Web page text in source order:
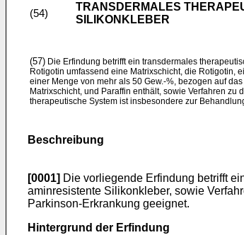
(54)
TRANSDERMALES
SILIKONKLEBER
(57) Die Erfindung betrifft ein transdermales
Rotigotin umfassend eine Matrixschicht, die Rotigotin,
einer Menge von mehr als 50 Gew.-%, bezogen auf
Matrixschicht, und Paraffin enthält, sowie Verfahren
therapeutische System ist insbesondere zur
Beschreibung
[0001] Die vorliegende Erfindung betrifft
aminresistente Silikonkleber, sowie
Parkinson-Erkrankung geeignet.
Hintergrund der Erfindung